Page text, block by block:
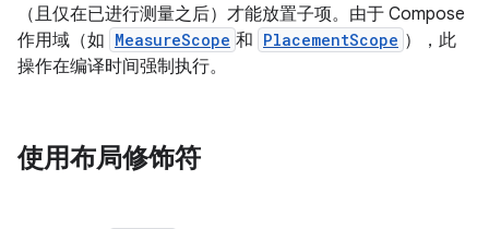
（且仅在已进行测量之后）才能放置子项。由于 Compose
作用域（如 MeasureScope 和 PlacementScope ），此
操作在编译时间强制执行。
使用布局修饰符